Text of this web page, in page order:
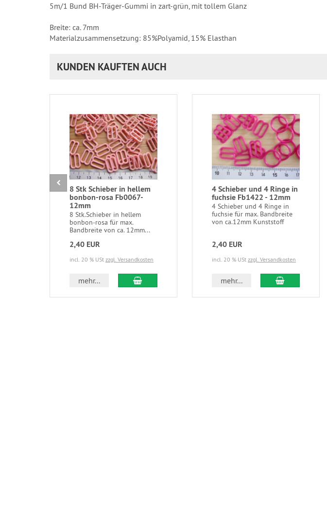
5m/1 Bund BH-Träger-Gummi in zart-grün, mit tollem Glanz
Breite: ca. 7mm
Materialzusammensetzung: 85%Polyamid, 15% Elasthan
KUNDEN KAUFTEN AUCH
8 Stk Schieber in hellem
bonbon-rosa Fb0067-
12mm
8 Stk.Schieber in hellem
bonbon-rosa für max.
Bandbreite von ca. 12mm...
2,40 EUR
incl. 20 % USt zzgl. Versandkosten
mehr... In den Warenkorb
4 Schieber und 4 Ringe in
fuchsie Fb1422 - 12mm
4 Schieber und 4 Ringe in
fuchsie für max. Bandbreite
von ca.12mm Kunststoff
2,40 EUR
incl. 20 % USt zzgl. Versandkosten
mehr... In den